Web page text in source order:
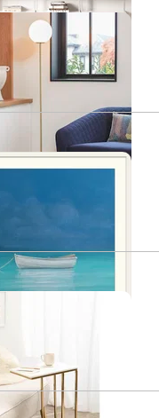
Lamp - Gold
White Boat, Kilifi 2012 "
Tall C End Table